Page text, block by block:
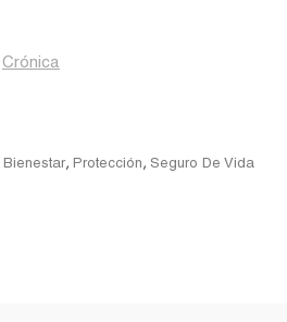
Crónica
Bienestar, Protección, Seguro De Vida